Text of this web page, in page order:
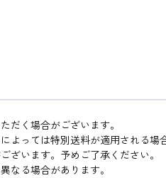
だく場合がございます。
っては特別送料が適用される場
います。予めご了承ください。
なる場合があります。